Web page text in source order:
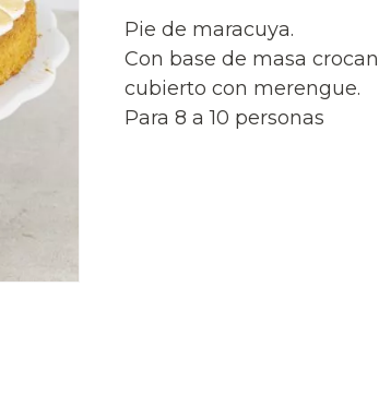
Pie de maracuya.
Con base de masa
cubierto con merengue.
Para 8 a 10 personas